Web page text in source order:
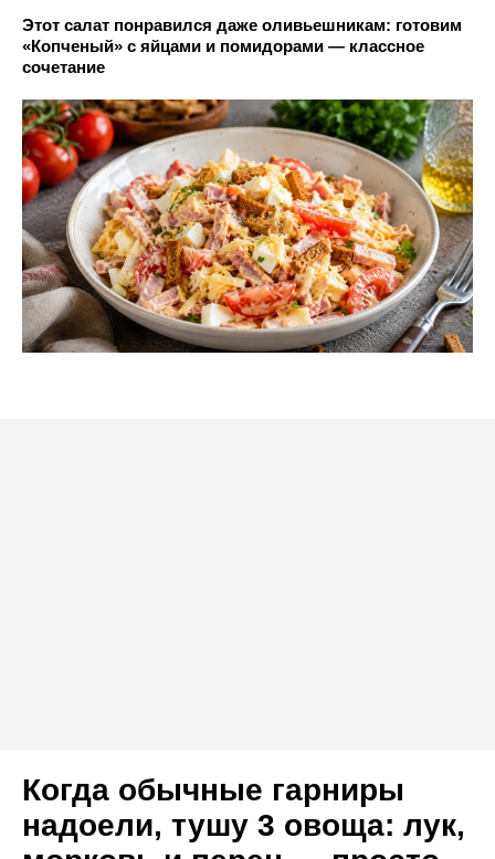
Этот салат понравился даже оливьешникам: готовим
«Копченый» с яйцами и помидорами — классное
сочетание
Когда обычные гарниры
надоели, тушу 3 овоща: лук,